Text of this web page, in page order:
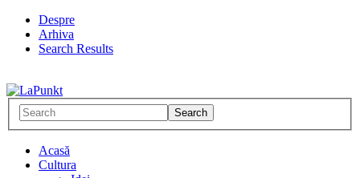
Despre
Arhiva
Search Results
Acasă
Cultura